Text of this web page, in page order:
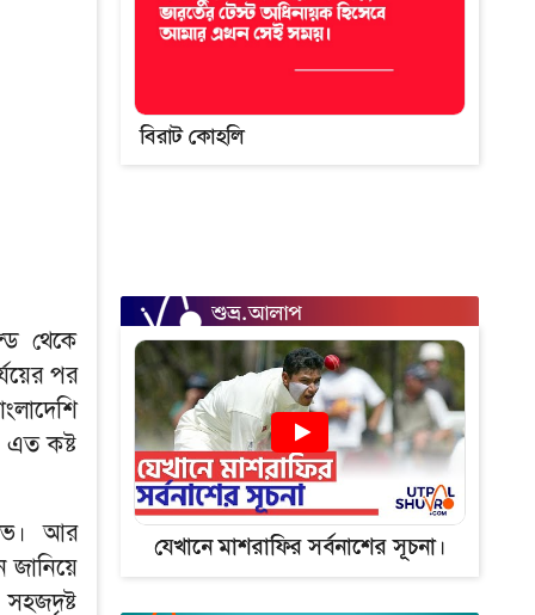
থেকে
পর
এত কষ্ট
আর
জানিয়ে
বিরাট কোহলি
যেখানে মাশরাফির সর্বনাশের সূচনা।